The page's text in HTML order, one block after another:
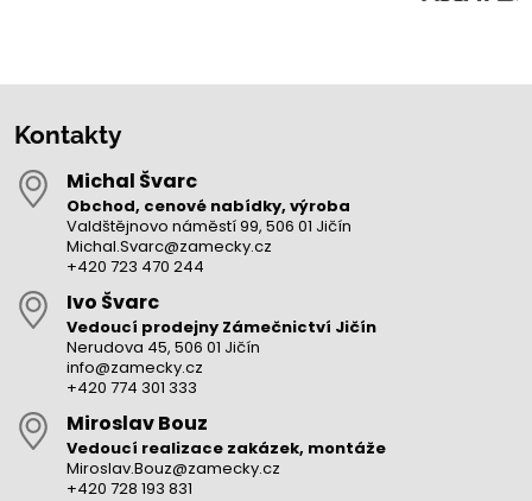
Kontakty
Michal Švarc
Obchod, cenové nabídky, výroba
Valdštějnovo náměstí 99, 506 01 Jičín
Michal.Svarc@zamecky.cz
+420 723 470 244
Ivo Švarc
Vedoucí prodejny Zámečnictví Jičín
Nerudova 45, 506 01 Jičín
info@zamecky.cz
+420 774 301 333
Miroslav Bouz
Vedoucí realizace zakázek, montáže
Miroslav.Bouz@zamecky.cz
+420 728 193 831